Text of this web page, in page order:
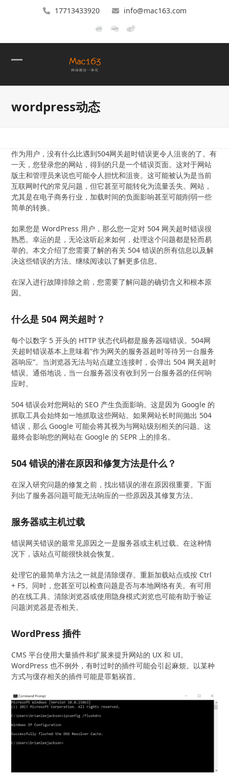
17713433920 info@mac163.com
mobile
menu
mobile
menu
wordpress动态
作为用户，没有什么比遇到504网关超时错误更令人沮丧的了。有
一天，您登录您的网站，得到的只是一个错误页面。这对于网站
版主和管理员来说也可能令人担忧和沮丧。这可能被认为是当前
互联网时代的常见问题，但它甚至可能转化为流量丢失。网站，
尤其是在电子商务行业，加载时间的负面影响甚至可能削弱一些
简单的转换。
如果您是 WordPress 用户，那么您一定对 504 网关超时错误很
熟悉。幸运的是，无论这听起来如何，处理这个问题都是轻而易
举的。本文介绍了您需要了解的有关 504 错误的所有信息以及解
决这些错误的方法。继续阅读以了解更多信息。
在深入进行故障排除之前，您需要了解问题的确切含义和根本原
因。
什么是 504 网关超时？
每个以数字 5 开头的 HTTP 状态代码都是服务器端错误。504网
关超时错误基本上意味着“作为网关的服务器超时等待另一台服务
器响应”。当浏览器无法与站点建立连接时，会弹出 504 网关超时
错误。通俗地说，当一台服务器没有收到另一台服务器的任何响
应时。
504 错误会对您网站的 SEO 产生负面影响。这是因为 Google 的
抓取工具会始终如一地抓取这些网站。如果网站长时间抛出 504
错误，那么 Google 可能会将其视为与网站级别相关的问题。这
最终会影响您的网站在 Google 的 SEPR 上的排名。
504 错误的潜在原因和修复方法是什么？
在深入研究问题的修复之前，找出错误的潜在原因很重要。下面
列出了服务器问题可能无法响应的一些原因及其修复方法。
服务器或主机过载
错误网关错误的最常见原因之一是服务器或主机过载。在这种情
况下，该站点可能很快就会恢复。
处理它的最简单方法之一就是清除缓存。重新加载站点或按 Ctrl
+ F5。同时，您甚至可以检查问题是否与本地网络有关。有可用
的在线工具。清除浏览器或使用隐身模式浏览也可能有助于验证
问题浏览器是否相关。
WordPress 插件
CMS 平台使用大量插件和扩展来提升网站的 UX 和 UI。
WordPress 也不例外，有时过时的插件可能会引起麻烦。以某种
方式与缓存相关的插件可能是罪魁祸首。